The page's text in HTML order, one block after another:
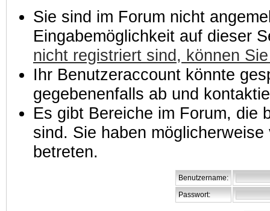
Sie sind im Forum nicht
Eingabemöglichkeit auf dieser
nicht registriert sind, können
Ihr Benutzeraccount könnte
gegebenenfalls ab und
Es gibt Bereiche im Forum, die
sind. Sie haben
betreten.
Benutzername:
Passwort: